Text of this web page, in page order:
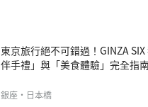
東京旅行絕不可錯過！GINZA
伴手禮」與「美食體驗」完全指
銀座・日本橋